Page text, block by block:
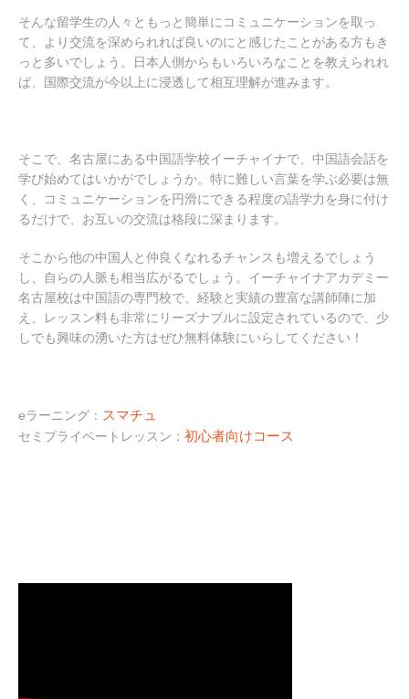
そんな留学生の人々ともっと簡単にコミュニケーションを取っ
て、より交流を深められれば良いのにと感じたことがある方もき
っと多いでしょう。日本人側からもいろいろなことを教えられれ
ば、国際交流が今以上に浸透して相互理解が進みます。
そこで、名古屋にある中国語学校イーチャイナで、中国語会話を
学び始めてはいかがでしょうか。特に難しい言葉を学ぶ必要は無
く、コミュニケーションを円滑にできる程度の語学力を身に付け
るだけで、お互いの交流は格段に深まります。
そこから他の中国人と仲良くなれるチャンスも増えるでしょう
し、自らの人脈も相当広がるでしょう。イーチャイナアカデミー
名古屋校は中国語の専門校で、経験と実績の豊富な講師陣に加
え、レッスン料も非常にリーズナブルに設定されているので、少
しでも興味の湧いた方はぜひ無料体験にいらしてください！
eラーニング： スマチュ
セミプライベートレッスン：初心者向けコース